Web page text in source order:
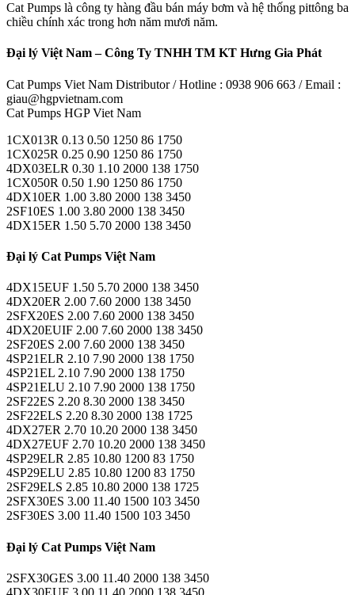
Cat Pumps là công ty hàng đầu bán máy bơm và hệ thống pittông ba
chiều chính xác trong hơn năm mươi năm.
Đại lý Việt Nam – Công Ty TNHH TM KT Hưng Gia Phát
Cat Pumps Viet Nam Distributor / Hotline : 0938 906 663 / Email :
giau@hgpvietnam.com
Cat Pumps HGP Viet Nam
1CX013R 0.13 0.50 1250 86 1750
1CX025R 0.25 0.90 1250 86 1750
4DX03ELR 0.30 1.10 2000 138 1750
1CX050R 0.50 1.90 1250 86 1750
4DX10ER 1.00 3.80 2000 138 3450
2SF10ES 1.00 3.80 2000 138 3450
4DX15ER 1.50 5.70 2000 138 3450
Đại lý Cat Pumps Việt Nam
4DX15EUF 1.50 5.70 2000 138 3450
4DX20ER 2.00 7.60 2000 138 3450
2SFX20ES 2.00 7.60 2000 138 3450
4DX20EUIF 2.00 7.60 2000 138 3450
2SF20ES 2.00 7.60 2000 138 3450
4SP21ELR 2.10 7.90 2000 138 1750
4SP21EL 2.10 7.90 2000 138 1750
4SP21ELU 2.10 7.90 2000 138 1750
2SF22ES 2.20 8.30 2000 138 3450
2SF22ELS 2.20 8.30 2000 138 1725
4DX27ER 2.70 10.20 2000 138 3450
4DX27EUF 2.70 10.20 2000 138 3450
4SP29ELR 2.85 10.80 1200 83 1750
4SP29ELU 2.85 10.80 1200 83 1750
2SF29ELS 2.85 10.80 2000 138 1725
2SFX30ES 3.00 11.40 1500 103 3450
2SF30ES 3.00 11.40 1500 103 3450
Đại lý Cat Pumps Việt Nam
2SFX30GES 3.00 11.40 2000 138 3450
4DX30EUF 3.00 11.40 2000 138 3450